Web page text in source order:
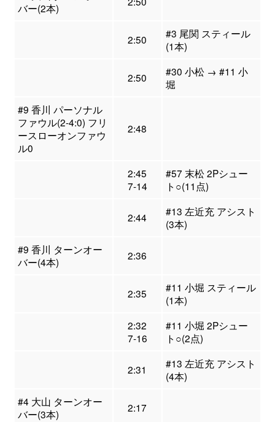
バー(2本)
2:50
#3 尾関 スティール
(1本)
2:50
#30 小松 → #11 小
堀
#9 香川 パーソナル
ファウル(2-4:0) フリ
ースローオンファウ
ル0
2:48
2:45
7-14
#57 末松 2Pシュー
ト○(11点)
2:44
#13 左近充 アシスト
(3本)
#9 香川 ターンオー
バー(4本)
2:36
2:35
#11 小堀 スティール
(1本)
2:32
7-16
#11 小堀 2Pシュー
ト○(2点)
2:31
#13 左近充 アシスト
(4本)
#4 大山 ターンオー
バー(3本)
2:17